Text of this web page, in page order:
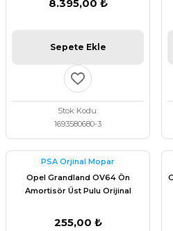
8.395,00 ₺
Sepete Ekle
Stok Kodu
1693580680-3
PSA Orjinal Mopar
Opel Grandland OV64 Ön
Amortisör Üst Pulu Orijinal
255,00 ₺